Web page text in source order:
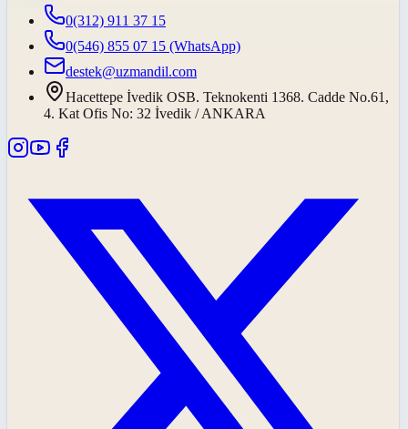
0(312) 911 37 15
0(546) 855 07 15 (WhatsApp)
destek@uzmandil.com
Hacettepe İvedik OSB. Teknokenti 1368. Cadde No.61,
4. Kat Ofis No: 32 İvedik / ANKARA